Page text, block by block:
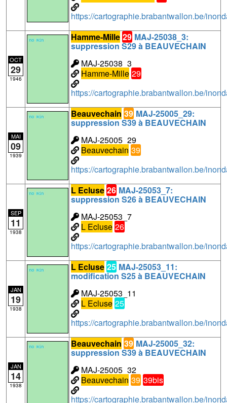
https://cartographie.brabantwallon.be/
OCT
29
1946
Hamme-Mille 29 MAJ-25038_3:
suppression S29 à BEAUVECHAIN
MAJ-25038_3
Hamme-Mille 29
https://cartographie.brabantwallon.be/
MAI
09
1939
Beauvechain 39 MAJ-25005_29:
suppression S39 à BEAUVECHAIN
MAJ-25005_29
Beauvechain 39
https://cartographie.brabantwallon.be/
SEP
11
1938
L Ecluse 26 MAJ-25053_7:
suppression S26 à BEAUVECHAIN
MAJ-25053_7
L Ecluse 26
https://cartographie.brabantwallon.be/
JAN
19
1938
L Ecluse 25 MAJ-25053_11:
modification S25 à BEAUVECHAIN
MAJ-25053_11
L Ecluse 25
https://cartographie.brabantwallon.be/
JAN
14
1938
Beauvechain 39 MAJ-25005_32:
suppression S39 à BEAUVECHAIN
MAJ-25005_32
Beauvechain 39 39bis
https://cartographie.brabantwallon.be/